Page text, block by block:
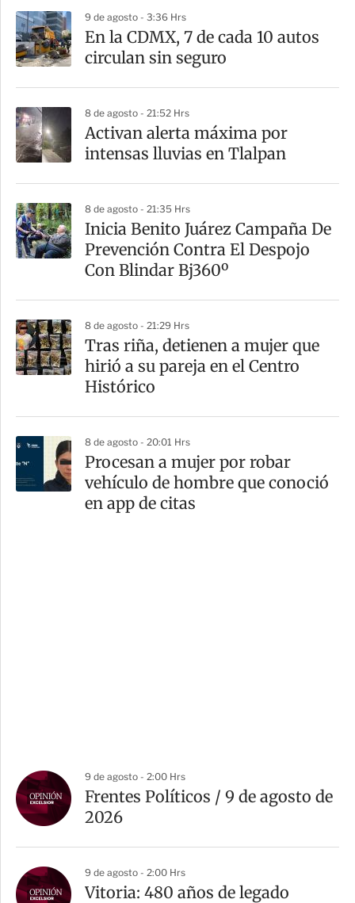
a
r
t
r
9 de agosto - 3:36 Hrs
En la CDMX, 7 de cada 10 autos
circulan sin seguro
8 de agosto - 21:52 Hrs
Activan alerta máxima por
intensas lluvias en Tlalpan
8 de agosto - 21:35 Hrs
Inicia Benito Juárez Campaña De
Prevención Contra El Despojo
Con Blindar Bj360º
8 de agosto - 21:29 Hrs
Tras riña, detienen a mujer que
hirió a su pareja en el Centro
Histórico
8 de agosto - 20:01 Hrs
Procesan a mujer por robar
vehículo de hombre que conoció
en app de citas
9 de agosto - 2:00 Hrs
Frentes Políticos / 9 de agosto de
2026
9 de agosto - 2:00 Hrs
Vitoria: 480 años de legado